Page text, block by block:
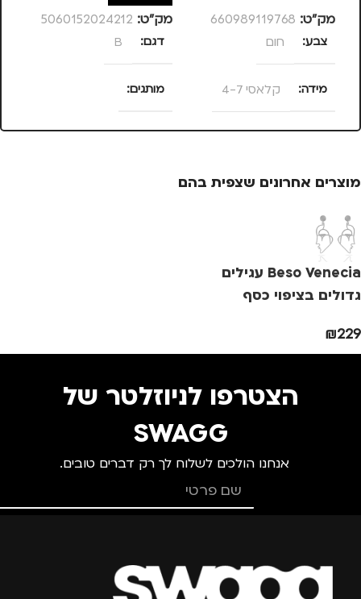
מק”ט: 660989119768
צבע חום
מידה קלאסי 4-7
מותגים C SECURE
מק”ט: 5060152024212
דגם B
מותגים
UNITED ODD SOCKS
מוצרים אחרונים שצפית בהם
Beso Venecia עגילים
גדולים בציפוי כסף
₪229
הצטרפו לניוזלטר של
SWAGG
אנחנו הולכים לשלוח לך רק דברים טובים.